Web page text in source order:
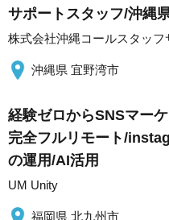
サポートスタッフ/沖縄
株式会社沖縄コールスタッフ
沖縄県 宜野湾市
経験ゼロからSNSマー
完全フルリモート/
の運用/AI活用
UM Unity
福岡県 北九州市